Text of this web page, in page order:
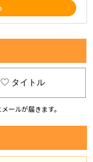
タイトル
ールが届きます。